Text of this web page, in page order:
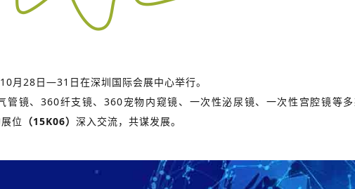
月28日—31日在深圳国际会展中心举行。
镜、360纤支镜、360宠物内窥镜、 一次性泌尿镜、一次性宫腔镜等
位 （15K06） 深入交流，共谋发展。